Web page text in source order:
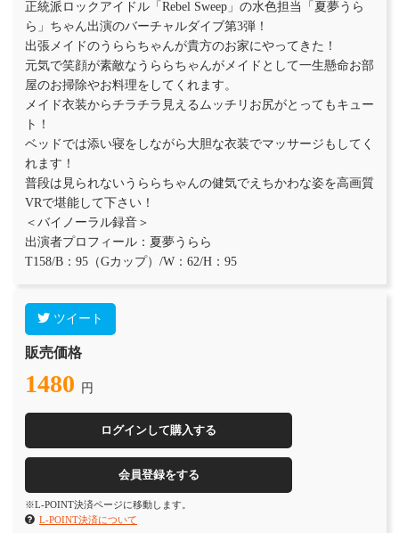
正統派ロックアイドル「Rebel Sweep」の水色担当「夏夢うら
ら」ちゃん出演のバーチャルダイブ第3弾！
出張メイドのうららちゃんが貴方のお家にやってきた！
元気で笑顔が素敵なうららちゃんがメイドとして一生懸命お部
屋のお掃除やお料理をしてくれます。
メイド衣装からチラチラ見えるムッチリお尻がとってもキュー
ト！
ベッドでは添い寝をしながら大胆な衣装でマッサージもしてく
れます！
普段は見られないうららちゃんの健気でえちかわな姿を高画質
VRで堪能して下さい！
＜バイノーラル録音＞
出演者プロフィール：夏夢うらら
T158/B：95（Gカップ）/W：62/H：95
ツイート
販売価格
1480 円
ログインして購入する
会員登録をする
※L-POINT決済ページに移動します。
L-POINT決済について